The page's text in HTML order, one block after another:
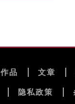
作品 文章
隐私政策